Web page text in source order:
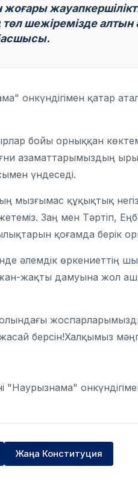
төл шежіремізде
онкүндігімен қатар
бойы орныққан
азаматтарымыздың
үндеседі.
мызғымас құқықтық
Заң мен Тәртіп,
қоғамда берік
әлемдік
жақты дамуына жол
берсін!Халқымыз
"Наурызнама"
Жаңа Конституция